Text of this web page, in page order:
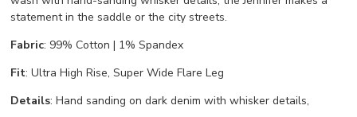
statement in the saddle or the city streets.
Fabric: 99% Cotton | 1% Spandex
Fit: Ultra High Rise, Super Wide Flare Leg
Details: Hand sanding on dark denim with whisker details,